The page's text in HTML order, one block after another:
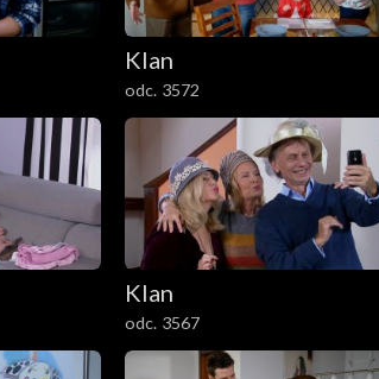
Klan
odc. 3572
Klan
odc. 3567